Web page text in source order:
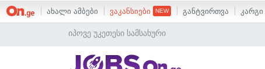
ახალი ამბები ვაკანსიები განტვირთვა კარგი
იპოვე უკეთესი სამსახური